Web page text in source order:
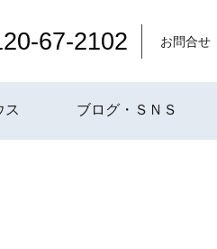
67-2102 お問合せ
ス ブログ・ＳＮＳ